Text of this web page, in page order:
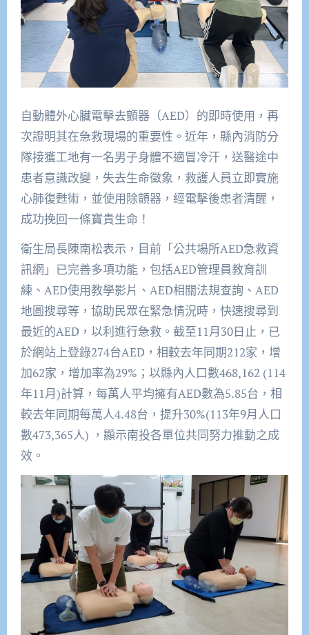
自動體外心臟電擊去顫器（AED）的即時使用，再
次證明其在急救現場的重要性。近年，縣內消防分
隊接獲工地有一名男子身體不適冒冷汗，送醫途中
患者意識改變，失去生命徵象，救護人員立即實施
心肺復甦術，並使用除顫器，經電擊後患者清醒，
成功挽回一條寶貴生命！
衛生局長陳南松表示，目前「公共場所AED急救資
訊網」已完善多項功能，包括AED管理員教育訓
練、AED使用教學影片、AED相關法規查詢、AED
地圖搜尋等，協助民眾在緊急情況時，快速搜尋到
最近的AED，以利進行急救。截至11月30日止，已
於網站上登錄274台AED，相較去年同期212家，增
加62家，增加率為29%；以縣內人口數468,162 (114
年11月)計算，每萬人平均擁有AED數為5.85台，相
較去年同期每萬人4.48台，提升30%(113年9月人口
數473,365人) ，顯示南投各單位共同努力推動之成
效。